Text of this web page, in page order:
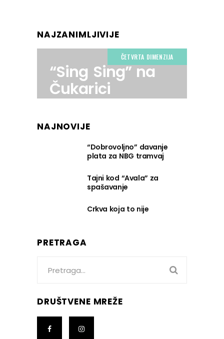
NAJZANIMLJIVIJE
ČETVRTA DIMENZIJA
“Sing Sing” na
Čukarici
NAJNOVIJE
“Dobrovoljno” davanje
plata za NBG tramvaj
Tajni kod “Avala” za
spašavanje
Crkva koja to nije
PRETRAGA
DRUŠTVENE MREŽE